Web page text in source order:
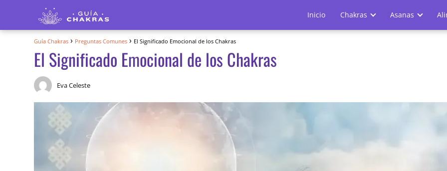
Inicio Chakras Asanas
Guía Chakras Preguntas Comunes El Significado Emocional de los Chakras
El Significado Emocional de los Chakras
Eva Celeste